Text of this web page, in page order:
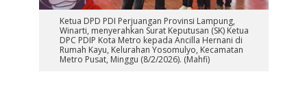
Ketua DPD PDI Perjuangan Provinsi Lampung,
Winarti, menyerahkan Surat Keputusan (SK) Ketua
DPC PDIP Kota Metro kepada Ancilla Hernani di
Rumah Kayu, Kelurahan Yosomulyo, Kecamatan
Metro Pusat, Minggu (8/2/2026). (Mahfi)